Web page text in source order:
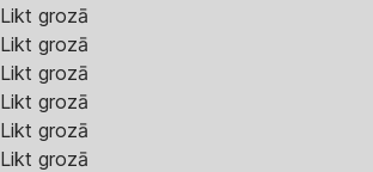
Likt grozā
Likt grozā
Likt grozā
Likt grozā
Likt grozā
Likt grozā